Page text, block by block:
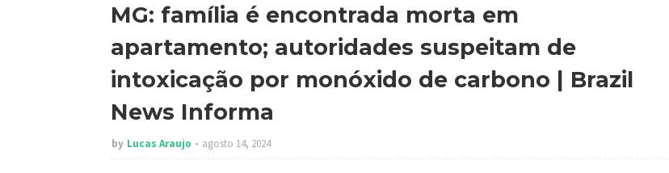
MG: família é encontrada morta em
apartamento; autoridades suspeitam de
intoxicação por monóxido de carbono | Brazil
News Informa
by Lucas Araujo agosto 14, 2024